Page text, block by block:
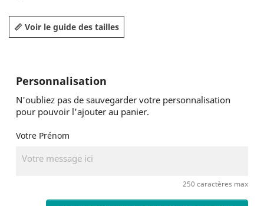
📏 Voir le guide des tailles
Personnalisation
N'oubliez pas de sauvegarder votre personnalisation
pour pouvoir l'ajouter au panier.
Votre Prénom
250 caractères max